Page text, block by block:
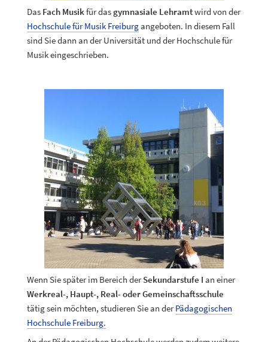
Das Fach Musikfür das gymnasiale Lehramtwird von der
Hochschule für Musik Freiburgangeboten. In diesem Fall
sind Sie dann an der Universität und der Hochschule für
Musik eingeschrieben.
Wenn Sie später im Bereich derSekundarstufe I an einer
Werkreal-, Haupt-, Real- oder Gemeinschaftsschule
tätig sein möchten, studieren Sie an derPädagogischen
Hochschule Freiburg.